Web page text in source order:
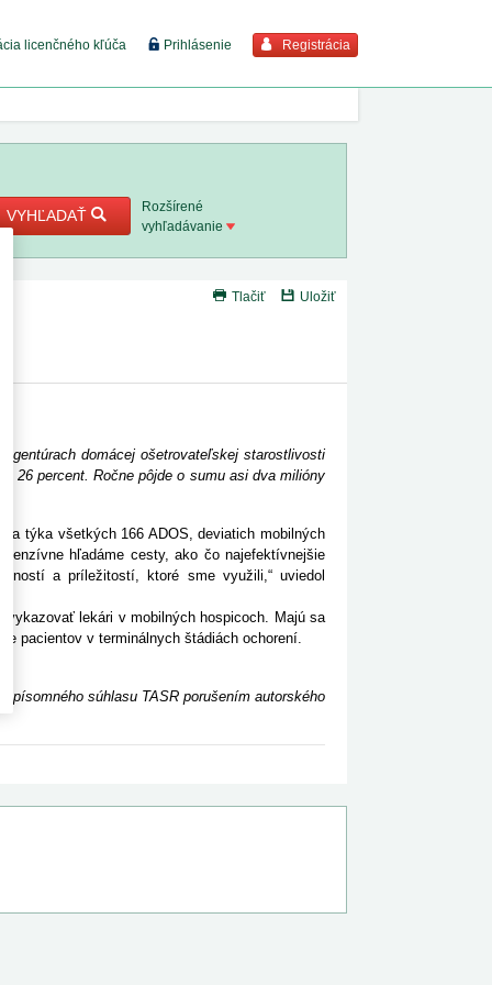
licenčného kľúča Prihlásenie Registrácia
viac
8. 2026
8.
8. 2026
8. 2026
VYHĽADAŤ
Rozšírené
vyhľadávanie
Tlačiť
Uložiť
domácej ošetrovateľskej starostlivosti
26 percent. Ročne pôjde o sumu asi dva milióny
týka všetkých 166 ADOS, deviatich mobilných
hľadáme cesty, ako čo najefektívnejšie
a príležitostí, ktoré sme využili,“ uviedol
lekári v mobilných hospicoch. Majú sa
pacientov v terminálnych štádiách ochorení.
písomného súhlasu TASR porušením autorského